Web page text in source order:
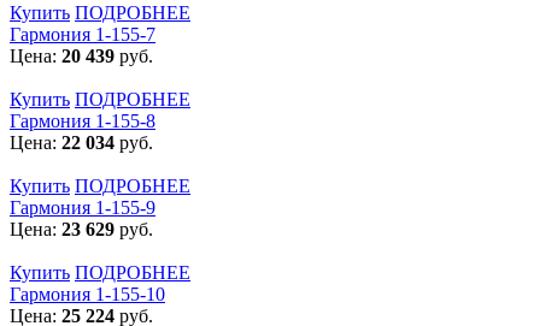
Купить ПОДРОБНЕЕ
Гармония 1-155-7
Цена: 20 439 руб.
Купить ПОДРОБНЕЕ
Гармония 1-155-8
Цена: 22 034 руб.
Купить ПОДРОБНЕЕ
Гармония 1-155-9
Цена: 23 629 руб.
Купить ПОДРОБНЕЕ
Гармония 1-155-10
Цена: 25 224 руб.